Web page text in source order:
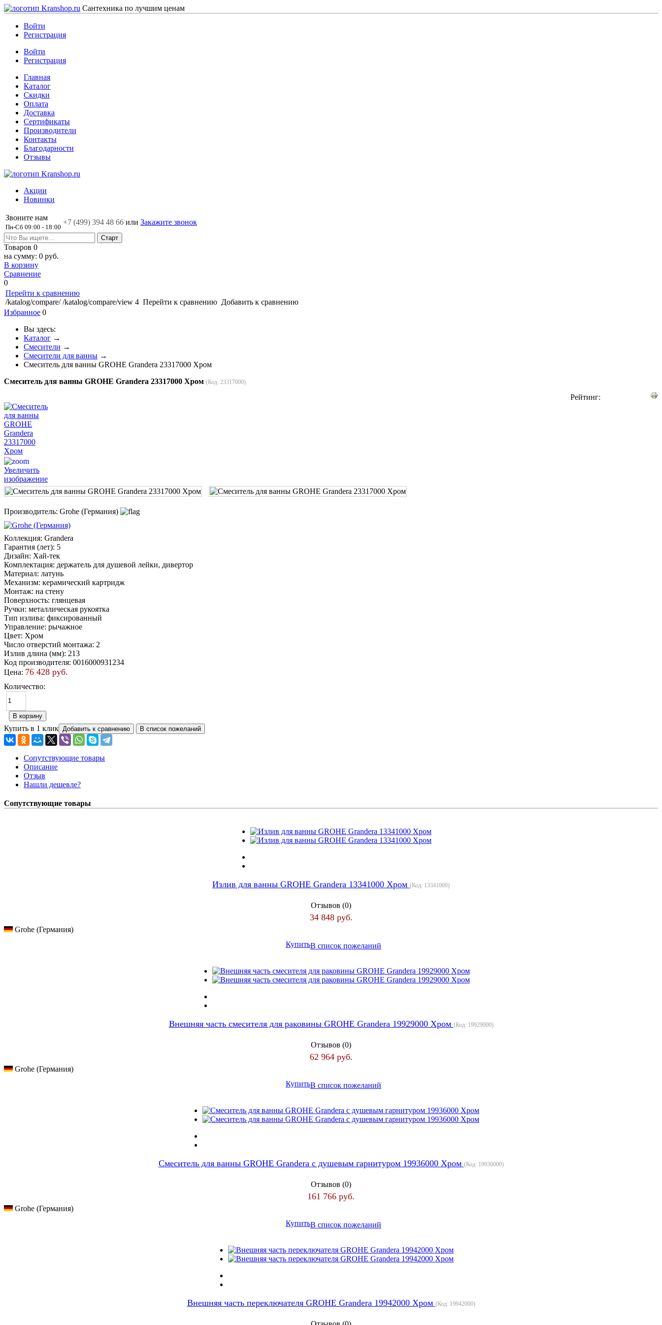
Сантехника по лучшим ценам
Войти
Регистрация
Войти
Регистрация
Главная
Каталог
Скидки
Оплата
Доставка
Сертификаты
Производители
Контакты
Благодарности
Отзывы
Акции
Новинки
Звоните нам
Пн-Сб 09:00 - 18:00
+7 (499) 394 48 66 или Закажите звонок
Товаров 0
на сумму: 0 руб.
В корзину
Сравнение
0
Перейти к сравнению
/katalog/compare/ /katalog/compare/view 4 Перейти к сравнению Добавить к сравнению
Избранное 0
Вы здесь:
Каталог →
Смесители →
Смесители для ванны →
Смеситель для ванны GROHE Grandera 23317000 Хром
Смеситель для ванны GROHE Grandera 23317000 Хром (Код: 23317000)
Рейтинг:
Увеличить
изображение
Производитель: Grohe (Германия)
Коллекция: Grandera
Гарантия (лет): 5
Дизайн: Хай-тек
Комплектация: держатель для душевой лейки, дивертор
Материал: латунь
Механизм: керамический картридж
Монтаж: на стену
Поверхность: глянцевая
Ручки: металлическая рукоятка
Тип излива: фиксированный
Управление: рычажное
Цвет: Хром
Число отверстий монтажа: 2
Излив длина (мм): 213
Код производителя: 0016000931234
Цена: 76 428 руб.
Количество:
Купить в 1 клик
Сопутствующие товары
Описание
Отзыв
Нашли дешевле?
Сопутствующие товары
Излив для ванны GROHE Grandera 13341000 Хром (Код: 13341000)
Отзывов (0)
34 848 руб.
Grohe (Германия)
КупитьВ список пожеланий
Внешняя часть смесителя для раковины GROHE Grandera 19929000 Хром (Код: 19929000)
Отзывов (0)
62 964 руб.
Grohe (Германия)
КупитьВ список пожеланий
Смеситель для ванны GROHE Grandera с душевым гарнитуром 19936000 Хром (Код: 19936000)
Отзывов (0)
161 766 руб.
Grohe (Германия)
КупитьВ список пожеланий
Внешняя часть переключателя GROHE Grandera 19942000 Хром (Код: 19942000)